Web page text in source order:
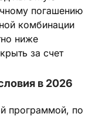
погашению
комбинации
ниже
за счет
в 2026
программой, по